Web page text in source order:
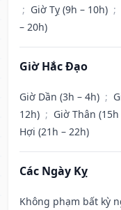
; Giờ Tỵ (9h – 10h) ;
– 20h)
Giờ Hắc Đạo
Giờ Dần (3h – 4h) ;
12h) ; Giờ Thân
Hợi (21h – 22h)
Các Ngày Kỵ
Không phạm bất kỳ